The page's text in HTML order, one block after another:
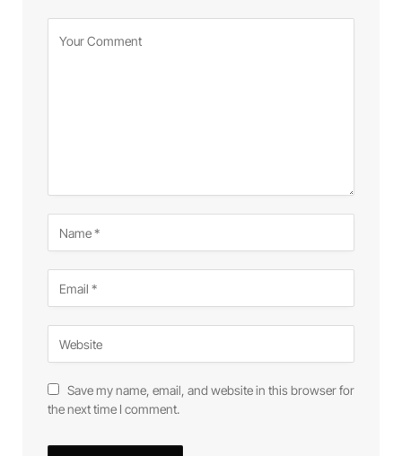
Save my name, email, and website in this browser for
the next time I comment.